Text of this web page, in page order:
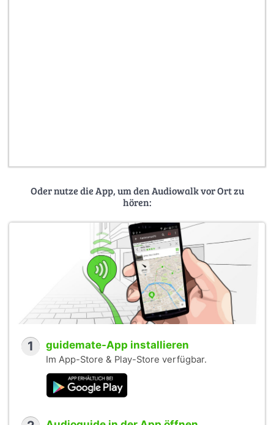
Oder nutze die App, um den Audiowalk vor Ort zu
hören:
1 guidemate-App installieren
Im App-Store & Play-Store verfügbar.